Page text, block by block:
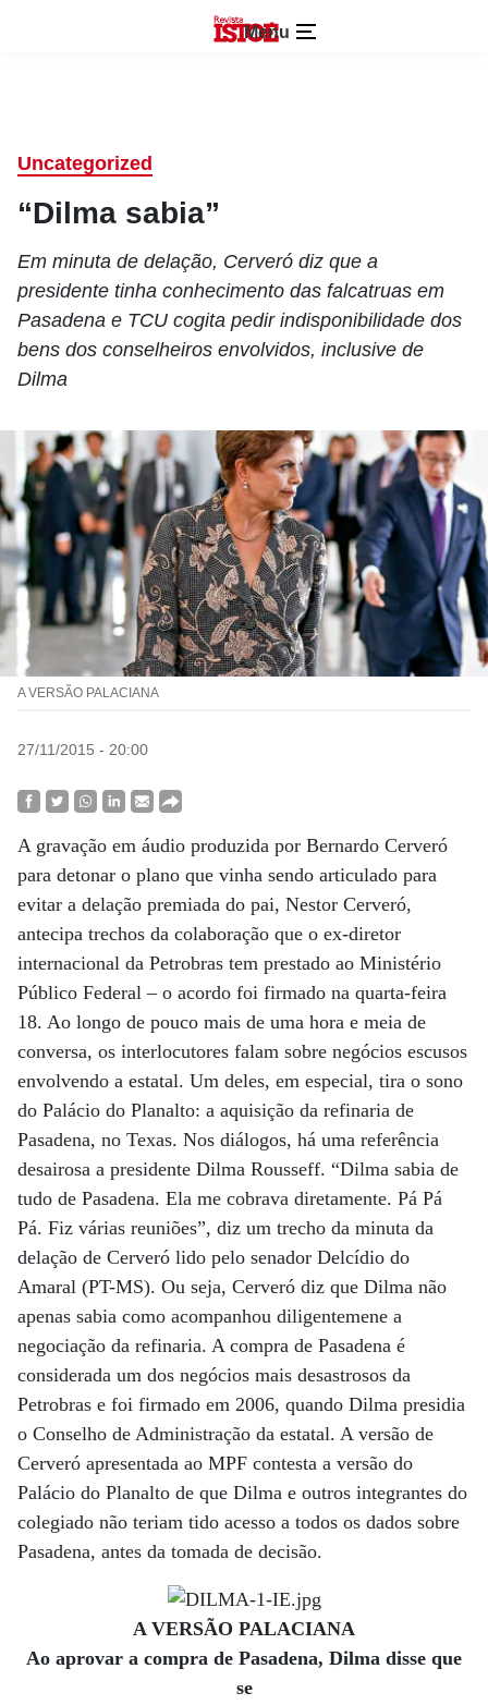
Menu
Uncategorized
“Dilma sabia”
Em minuta de delação, Cerveró diz que a
presidente tinha conhecimento das falcatruas em
Pasadena e TCU cogita pedir indisponibilidade dos
bens dos conselheiros envolvidos, inclusive de
Dilma
A VERSÃO PALACIANA
27/11/2015 - 20:00
A gravação em áudio produzida por Bernardo Cerveró
para detonar o plano que vinha sendo articulado para
evitar a delação premiada do pai, Nestor Cerveró,
antecipa trechos da colaboração que o ex-diretor
internacional da Petrobras tem prestado ao Ministério
Público Federal – o acordo foi firmado na quarta-feira
18. Ao longo de pouco mais de uma hora e meia de
conversa, os interlocutores falam sobre negócios escusos
envolvendo a estatal. Um deles, em especial, tira o sono
do Palácio do Planalto: a aquisição da refinaria de
Pasadena, no Texas. Nos diálogos, há uma referência
desairosa a presidente Dilma Rousseff. “Dilma sabia de
tudo de Pasadena. Ela me cobrava diretamente. Pá Pá
Pá. Fiz várias reuniões”, diz um trecho da minuta da
delação de Cerveró lido pelo senador Delcídio do
Amaral (PT-MS). Ou seja, Cerveró diz que Dilma não
apenas sabia como acompanhou diligentemene a
negociação da refinaria. A compra de Pasadena é
considerada um dos negócios mais desastrosos da
Petrobras e foi firmado em 2006, quando Dilma presidia
o Conselho de Administração da estatal. A versão de
Cerveró apresentada ao MPF contesta a versão do
Palácio do Planalto de que Dilma e outros integrantes do
colegiado não teriam tido acesso a todos os dados sobre
Pasadena, antes da tomada de decisão.
A VERSÃO PALACIANA
Ao aprovar a compra de Pasadena, Dilma disse que
se